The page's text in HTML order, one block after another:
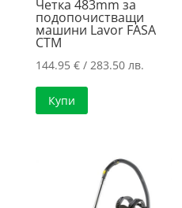
Четка 483mm за
подопочистващи
машини Lavor FASA
CTM
144.95 €/ 283.50 лв.
Купи